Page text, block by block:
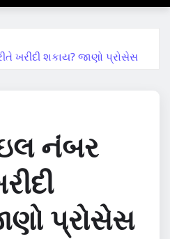
ખરીદી શકાય? જાણો પ્રોસેસ
નંબર
પ્રોસેસ